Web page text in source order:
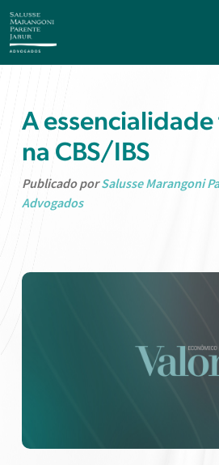
A
na CBS/IBS
Publicado porSalusse Marangoni
Advogados